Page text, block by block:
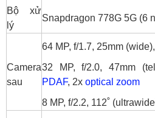
Bộ xử
lý
Snapdragon 778G 5G (6
Camera
sau
64 MP, f/1.7, 25mm
32 MP, f/2.0, 47mm
PDAF, 2x optical zoom
8 MP, f/2.2, 112˚